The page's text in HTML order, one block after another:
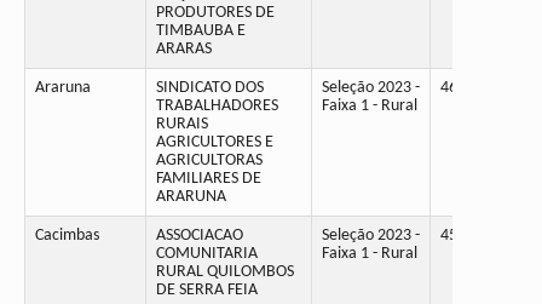
PRODUTORES DE
TIMBAUBA E
ARARAS
Araruna
SINDICATO DOS
TRABALHADORES
RURAIS
AGRICULTORES E
AGRICULTORAS
FAMILIARES DE
ARARUNA
Seleção 2023 -
Faixa 1 - Rural
46
Cacimbas
ASSOCIACAO
COMUNITARIA
RURAL QUILOMBOS
DE SERRA FEIA
Seleção 2023 -
Faixa 1 - Rural
45